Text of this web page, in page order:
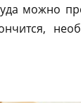
можно